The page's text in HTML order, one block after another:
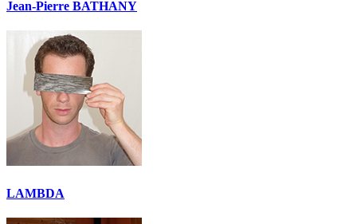
Jean-Pierre BATHANY
LAMBDA